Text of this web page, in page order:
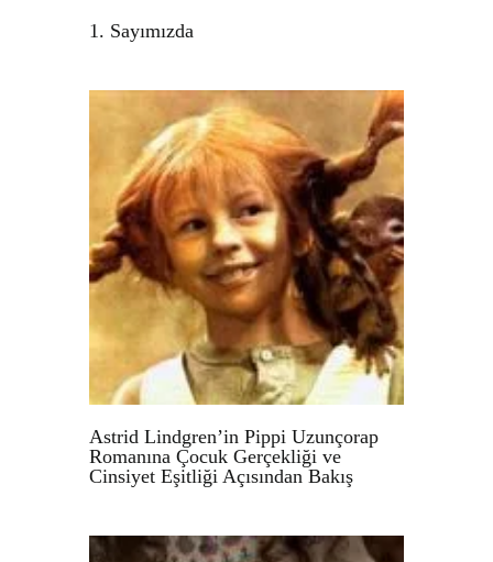
1. Sayımızda
Astrid Lindgren’in Pippi Uzunçorap
Romanına Çocuk Gerçekliği ve
Cinsiyet Eşitliği Açısından Bakış